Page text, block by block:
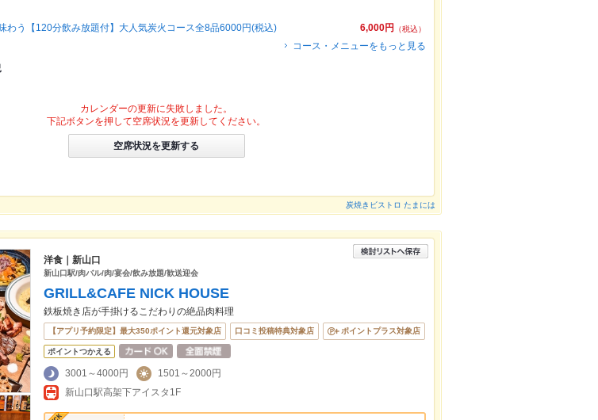
6,000円
（税込）
わう【120分飲み放題付】大人気炭火コース全8品6000円(税込)
コース・メニューをもっと見る
カレンダーの更新に失敗しました。
下記ボタンを押して空席状況を更新してください。
空席状況を更新する
炭焼きビストロ たまには
洋食｜新山口
新山口駅/肉バル/肉/宴会/飲み放題/歓送迎会
GRILL&CAFE NICK HOUSE
鉄板焼き店が手掛けるこだわりの絶品肉料理
【アプリ予約限定】最大350ポイント還元対象店 口コミ投稿特典対象店 ポイントプラス対象店
ポイントつかえる
3001～4000円
1501～2000円
新山口駅高架下アイスタ1F